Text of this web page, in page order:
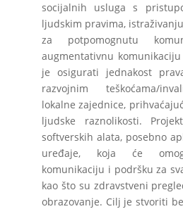
socijalnih usluga s
ljudskim pravima,
za potpomognutu
augmentativnu komunikaciju
je osigurati jednakost
razvojnim teškoćama/
lokalne zajednice,
ljudske raznolikosti.
softverskih alata, posebno
uređaje, koja će
komunikaciju i podršku za
kao što su zdravstveni
obrazovanje. Cilj je stvoriti